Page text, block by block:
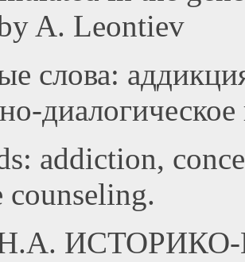
A. Leontiev
слова:
addiction,
counseling.
Н.А.